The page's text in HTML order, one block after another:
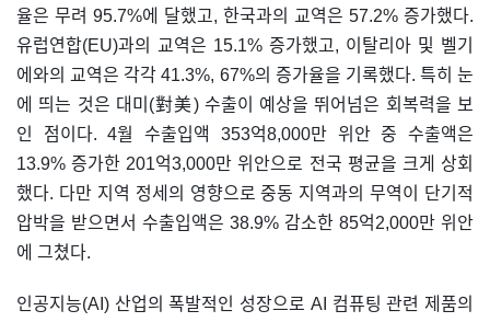
율은 무려 95.7%에 달했고, 한국과의 교역은 57.2% 증가했다.
유럽연합(EU)과의 교역은 15.1% 증가했고, 이탈리아 및 벨기
에와의 교역은 각각 41.3%, 67%의 증가율을 기록했다. 특히 눈
에 띄는 것은 대미(對美) 수출이 예상을 뛰어넘은 회복력을 보
인 점이다. 4월 수출입액 353억8,000만 위안 중 수출액은
13.9% 증가한 201억3,000만 위안으로 전국 평균을 크게 상회
했다. 다만 지역 정세의 영향으로 중동 지역과의 무역이 단기적
압박을 받으면서 수출입액은 38.9% 감소한 85억2,000만 위안
에 그쳤다.
인공지능(AI) 산업의 폭발적인 성장으로 AI 컴퓨팅 관련 제품의